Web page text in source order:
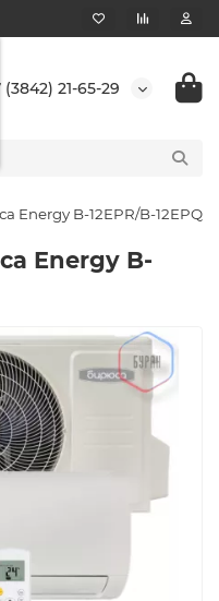
(3842) 21-65-29
Energy B-12EPR/B-12EPQ
Energy B-